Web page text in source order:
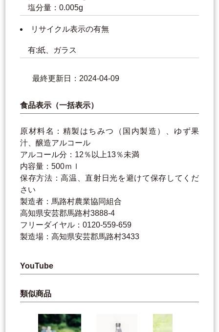
塩分量：0.005g
リサイクル表示の有無
有:紙、ガラス
最終更新日：2024-04-09
食品表示（一括表示）
原材料名：精製はちみつ（国内製造）、ゆず果
汁、醸造アルコール
アルコール分：12％以上13％未満
内容量：500ｍｌ
保存方法：高温、直射日光を避けて保存してくだ
さい
製造者：馬路村農業協同組合
高知県安芸郡馬路村3888-4
フリーダイヤル：0120-559-659
製造場：高知県安芸郡馬路村3433
YouTube
類似商品